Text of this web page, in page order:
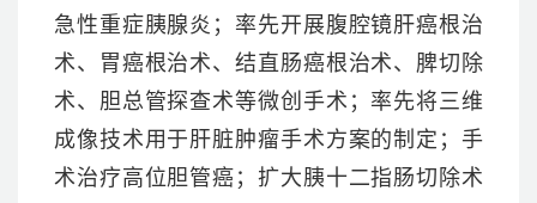
急性重症胰腺炎；率先开展腹腔镜肝癌根治
术、胃癌根治术、结直肠癌根治术、脾切除
术、胆总管探查术等微创手术；率先将三维
成像技术用于肝脏肿瘤手术方案的制定；手
术治疗高位胆管癌；扩大胰十二指肠切除术